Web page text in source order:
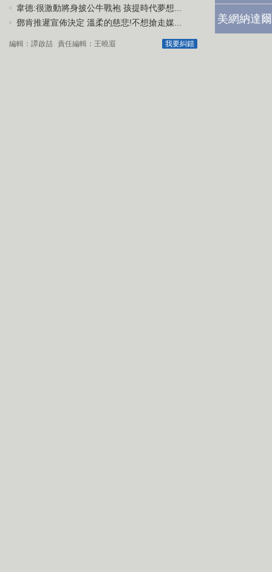
韋德:很激動將身披公牛戰袍 孩提時代夢想...
鄧肯推遲宣佈決定 溫柔的慈悲!不想搶走媒...
我要糾錯
編輯：譚啟喆 責任編輯：王曉遐
美網納達